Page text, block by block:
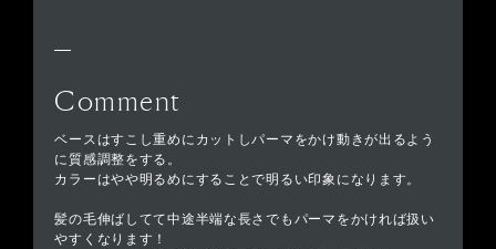
Comment
ベースはすこし重めにカットしパーマをかけ動きが出るよう
に質感調整をする。
カラーはやや明るめにすることで明るい印象になります。
髪の毛伸ばしてて中途半端な長さでもパーマをかければ扱い
やすくなります！